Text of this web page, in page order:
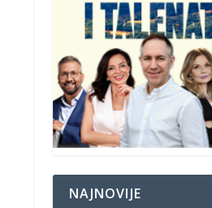
NAJNOVIJE